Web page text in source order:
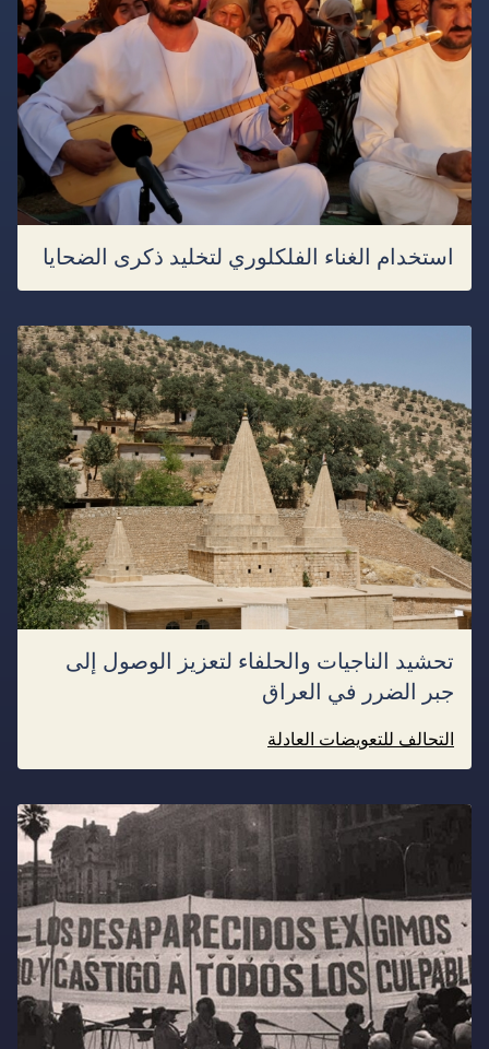
استخدام الغناء الفلكلوري لتخليد ذكرى الضحايا
تحشيد الناجيات والحلفاء لتعزيز الوصول إلى
جبر الضرر في العراق
التحالف للتعويضات العادلة